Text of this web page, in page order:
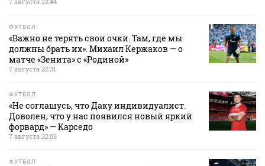
ФУТБОЛ
«Важно не терять свои очки. Там, где мы
должны брать их». Михаил Кержаков — о
матче «Зенита» с «Родиной»
7 августа 22:31
ФУТБОЛ
«Не соглашусь, что Даку индивидуалист.
Доволен, что у нас появился новый яркий
форвард» — Карседо
7 августа 22:06
ФУТБОЛ